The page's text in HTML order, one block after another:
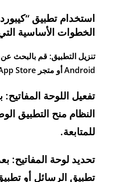
استخدام تطبيق
الخطوات الأساسية
Android أو متجر App Store لأجهزة iOS) وقم بتنزيله وتثبيته على جهازك.
تفعيل اللوحة
النظام منح التطبيق
للمتابعة.
تحديد لوحة المفاتيح:
تطبيق الرسائل أو